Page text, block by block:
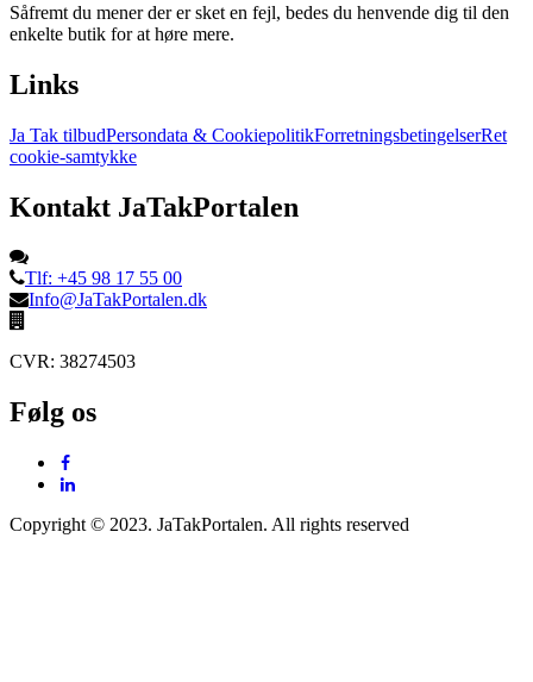
Såfremt du mener der er sket en fejl, bedes du henvende dig til den
enkelte butik for at høre mere.
Links
Ja Tak tilbudPersondata & CookiepolitikForretningsbetingelserRet
cookie-samtykke
Kontakt JaTakPortalen
Tlf: +45 98 17 55 00
Info@JaTakPortalen.dk
CVR: 38274503
Følg os
Copyright © 2023. JaTakPortalen. All rights reserved